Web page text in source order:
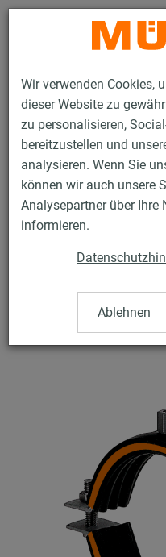
Wir verwenden Cookies,
dieser Website zu
zu personalisieren,
bereitzustellen und
analysieren. Wenn Sie
können wir auch unsere
Analysepartner über Ihre
informieren.
Ablehnen
Produkte Befestigungstechnik
Rohrschellen für die
V2A Lüftungsschelle